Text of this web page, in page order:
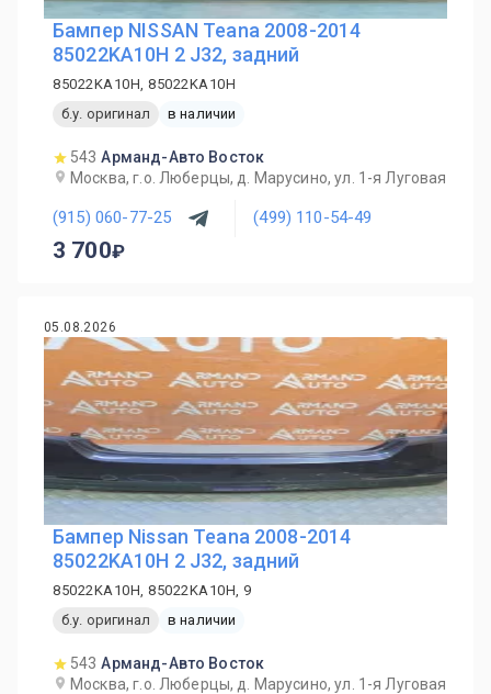
Бампер NISSAN Teana 2008-2014
85022KA10H 2 J32, задний
85022KA10H, 85022KA10H
б.у. оригинал
в наличии
543 Арманд-Авто Восток
Москва, г.о. Люберцы, д. Марусино, ул. 1-я Луговая
(915) 060-77-25 (499) 110-54-49
3 700
05.08.2026
Бампер Nissan Teana 2008-2014
85022KA10H 2 J32, задний
85022KA10H, 85022KA10H, 9
б.у. оригинал
в наличии
543 Арманд-Авто Восток
Москва, г.о. Люберцы, д. Марусино, ул. 1-я Луговая